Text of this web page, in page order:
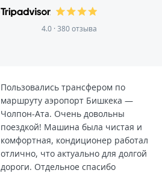
4.0 · 380 отзыва
Пользовались трансфером по
маршруту аэропорт Бишкека —
Чолпон-Ата. Очень довольны
поездкой! Машина была чистая и
комфортная, кондиционер работал
отлично, что актуально для долгой
дороги. Отдельное спасибо